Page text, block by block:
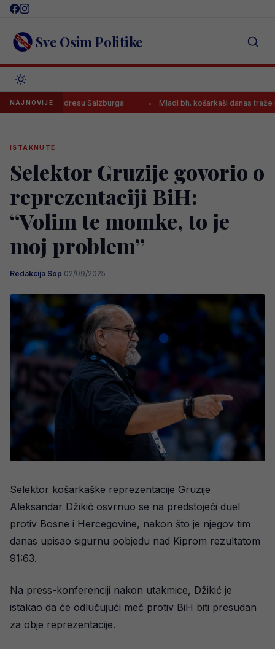
Skip
content Sve Osim Politike
NAJNOVIJE
u dresu Salzburga Mladi bh. košarkaši danas traže novu
ISTAKNUTE
Selektor Gruzije govorio o
reprezentaciji BiH:
“Volim te momke, to je
moj problem”
Redakcija Sop·02/09/2025
Selektor košarkaške reprezentacije Gruzije
Aleksandar Džikić osvrnuo se na predstojeći duel
protiv Bosne i Hercegovine, nakon što je njegov tim
danas upisao sigurnu pobjedu nad Kiprom rezultatom
91:63.
Na press-konferenciji nakon utakmice, Džikić je
istakao da će odlučujući meč protiv BiH biti presudan
za obje reprezentacije.